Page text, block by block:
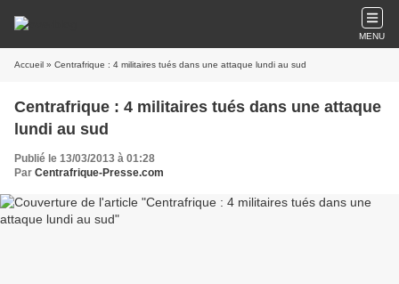
MENU
Accueil » Centrafrique : 4 militaires tués dans une attaque lundi au sud
Centrafrique : 4 militaires tués dans une attaque
lundi au sud
Publié le 13/03/2013 à 01:28
Par Centrafrique-Presse.com